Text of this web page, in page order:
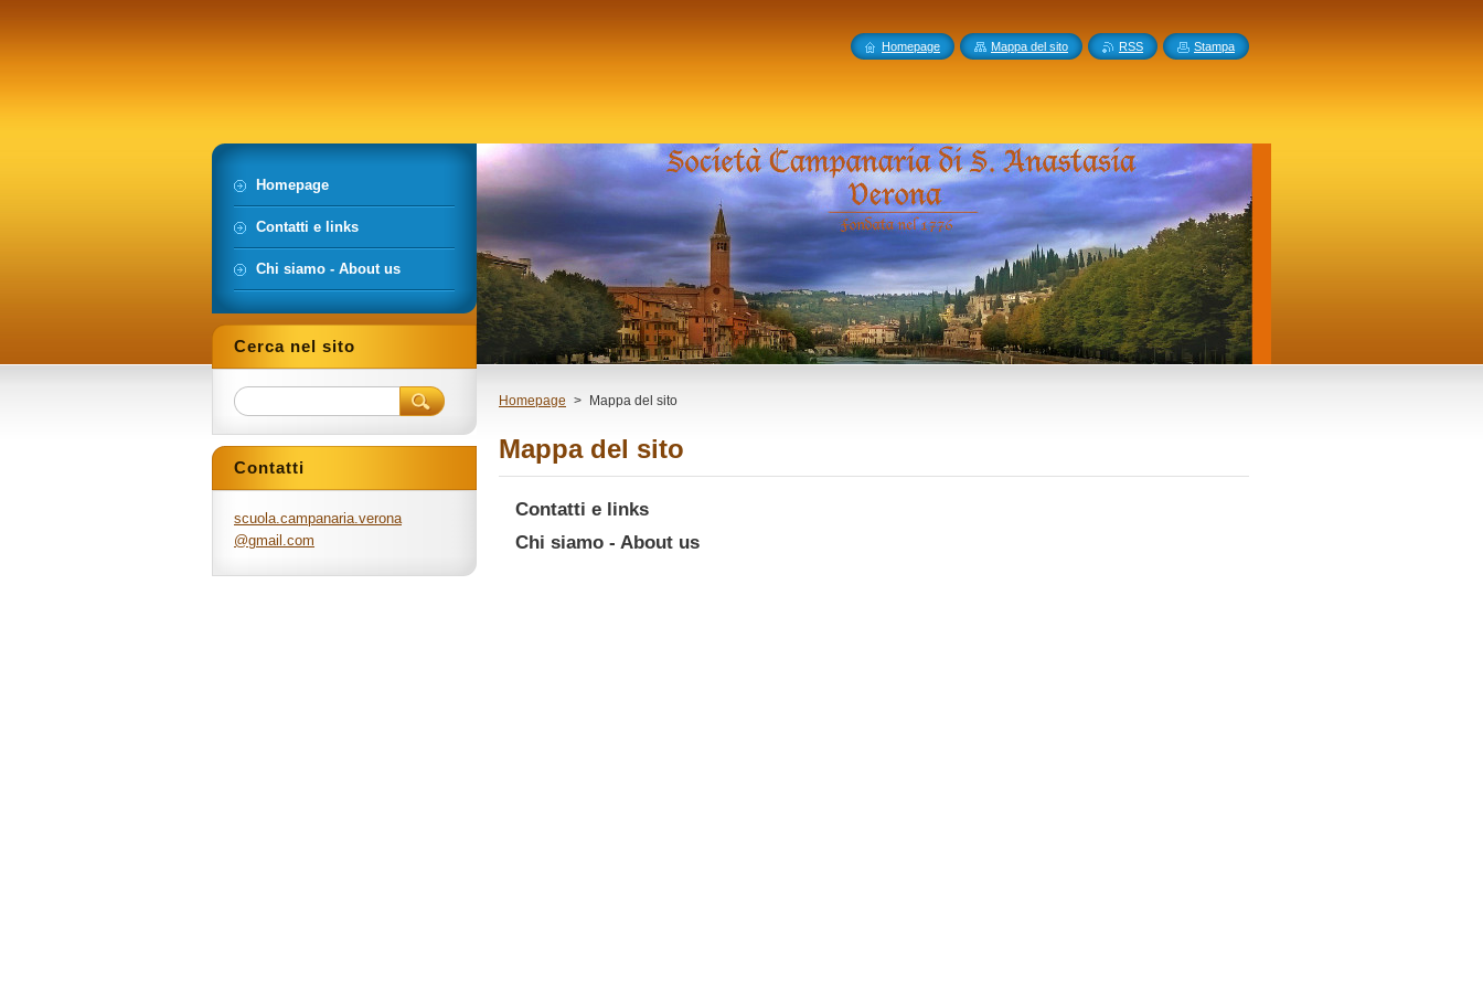
Homepage > Mappa del sito
Mappa del sito
Contatti e links
Chi siamo - About us
Homepage
Contatti e links
Chi siamo - About us
Cerca nel sito
Contatti
scuola.campanaria.verona
@gmail.com
Homepage Mappa del sito RSS Stampa